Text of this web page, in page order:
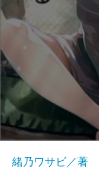
緒乃ワサビ／著